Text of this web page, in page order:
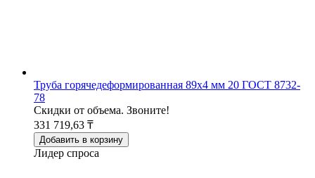
Труба горячедеформированная 89x4 мм 20 ГОСТ 8732-
78
Скидки от объема. Звоните!
331 719,63 ₸
Добавить в корзину
Лидер спроса